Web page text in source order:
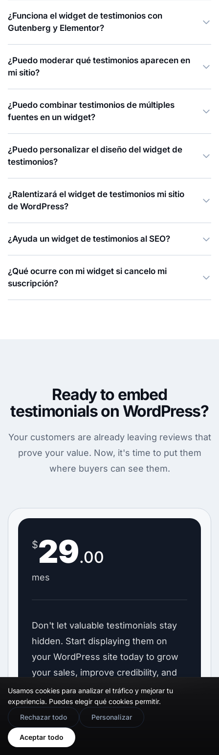
¿Funciona el widget de testimonios con
Gutenberg y Elementor?
¿Puedo moderar qué testimonios aparecen en
mi sitio?
¿Puedo combinar testimonios de múltiples
fuentes en un widget?
¿Puedo personalizar el diseño del widget de
testimonios?
¿Ralentizará el widget de testimonios mi sitio
de WordPress?
¿Ayuda un widget de testimonios al SEO?
¿Qué ocurre con mi widget si cancelo mi
suscripción?
Ready to embed
testimonials on WordPress?
Your customers are already leaving reviews that
prove your value. Now, it's time to put them
where buyers can see them.
$29.00
mes
Don't let valuable testimonials stay
hidden. Start displaying them on
your WordPress site today to grow
your sales, improve credibility, and
save hours of manual work.
✓ Showcase customer testimonials
✓ Mix Google + Facebook +
Usamos cookies para analizar el tráfico y mejorar tu
experiencia. Puedes elegir qué cookies permitir.
Rechazar todo
Personalizar
Aceptar todo
🇬🇧 Would you prefer this site in English?
View in English